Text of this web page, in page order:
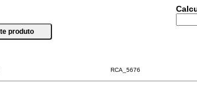
RCA_5676